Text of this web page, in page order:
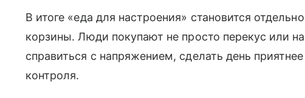
В итоге «еда для настроения» становится
корзины. Люди покупают не просто перекус или
справиться с напряжением, сделать день
контроля.